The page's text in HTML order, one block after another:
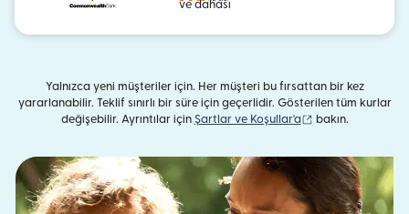
ve dahası
Yalnızca yeni müşteriler için. Her müşteri bu fırsattan bir kez
yararlanabilir. Teklif sınırlı bir süre için geçerlidir. Gösterilen tüm kurlar
değişebilir. Ayrıntılar için Şartlar ve Koşullar'a (yeni pencerede
bakın.